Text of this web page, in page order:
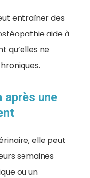
entraîner des
aide à
qu’elles ne
après une
elle peut
semaines
ou un